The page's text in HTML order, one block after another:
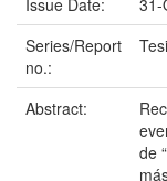
Issue Date:
31-
Series/Report
no.:
Abstract:
de